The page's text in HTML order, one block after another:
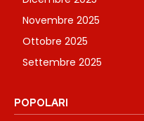
Novembre 2025
Ottobre 2025
Settembre 2025
POPOLARI